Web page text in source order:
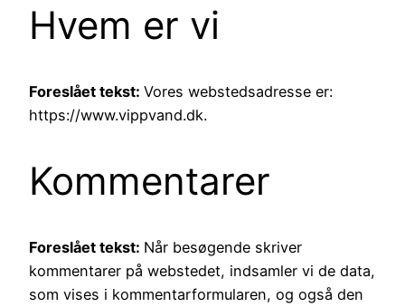
Hvem er vi
Foreslået tekst: Vores webstedsadresse er:
https://www.vippvand.dk.
Kommentarer
Foreslået tekst: Når besøgende skriver
kommentarer på webstedet, indsamler vi de data,
som vises i kommentarformularen, og også den